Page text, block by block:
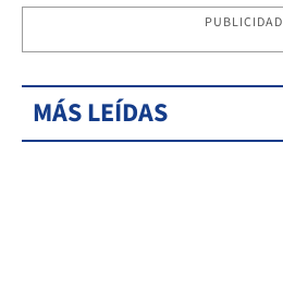
PUBLICIDAD
MÁS LEÍDAS